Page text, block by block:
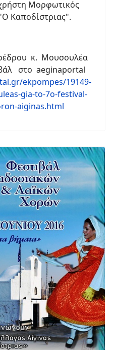
κ. Μουσουλέα
στο aeginaportal
ekpompes/19149-
gia-to-7o-festival-
aiginas.html